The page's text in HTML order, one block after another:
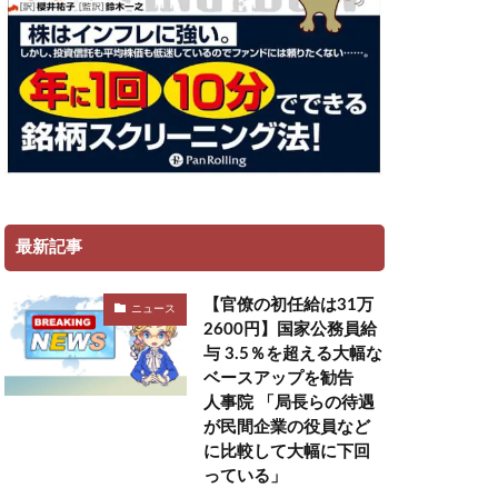
最新記事
ニュース
【官僚の初任給は31万
2600円】国家公務員給
与 3.5％を超える大幅な
ベースアップを勧告
人事院 「局長らの待遇
が民間企業の役員など
に比較して大幅に下回
っている」